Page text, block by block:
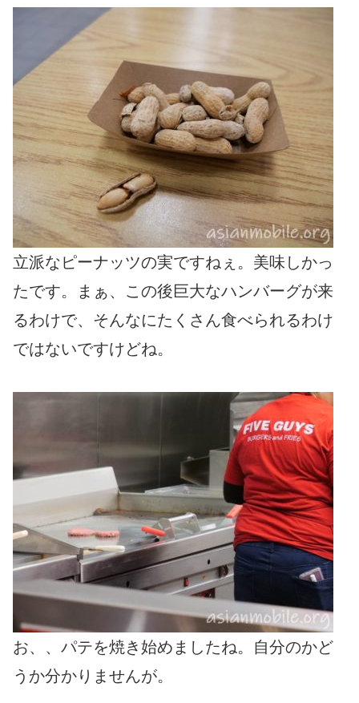
立派なピーナッツの実ですねぇ。美味しかっ
たです。まぁ、この後巨大なハンバーグが来
るわけで、そんなにたくさん食べられるわけ
ではないですけどね。
お、、パテを焼き始めましたね。自分のかど
うか分かりませんが。